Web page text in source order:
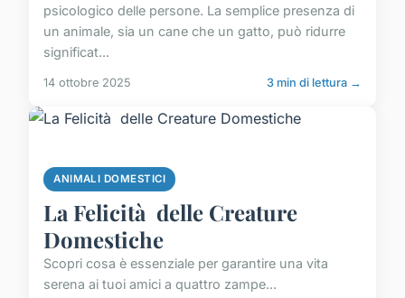
psicologico delle persone. La semplice presenza di
un animale, sia un cane che un gatto, può ridurre
significat...
14 ottobre 2025 3 min di lettura →
ANIMALI DOMESTICI
La Felicità delle Creature
Domestiche
Scopri cosa è essenziale per garantire una vita
serena ai tuoi amici a quattro zampe...